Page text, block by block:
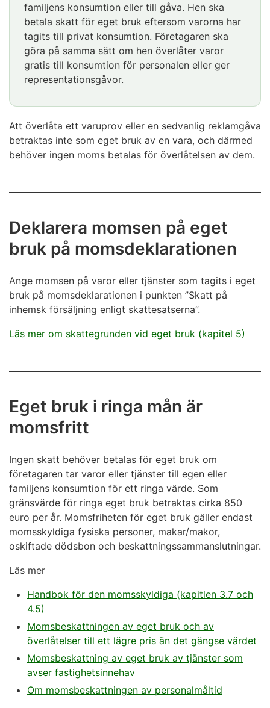
familjens konsumtion eller till gåva. Hen ska
betala skatt för eget bruk eftersom varorna har
tagits till privat konsumtion. Företagaren ska
göra på samma sätt om hen överlåter varor
gratis till konsumtion för personalen eller ger
representationsgåvor.
Att överlåta ett varuprov eller en sedvanlig reklamgåva
betraktas inte som eget bruk av en vara, och därmed
behöver ingen moms betalas för överlåtelsen av dem.
Deklarera momsen på eget
bruk på momsdeklarationen
Ange momsen på varor eller tjänster som tagits i eget
bruk på momsdeklarationen i punkten ”Skatt på
inhemsk försäljning enligt skattesatserna”.
Läs mer om skattegrunden vid eget bruk (kapitel 5)
Eget bruk i ringa mån är
momsfritt
Ingen skatt behöver betalas för eget bruk om
företagaren tar varor eller tjänster till egen eller
familjens konsumtion för ett ringa värde. Som
gränsvärde för ringa eget bruk betraktas cirka 850
euro per år. Momsfriheten för eget bruk gäller endast
momsskyldiga fysiska personer, makar/makor,
oskiftade dödsbon och beskattningssammanslutningar.
Läs mer
Handbok för den momsskyldiga (kapitlen 3.7 och
4.5)
Momsbeskattningen av eget bruk och av
överlåtelser till ett lägre pris än det gängse värdet
Momsbeskattning av eget bruk av tjänster som
avser fastighetsinnehav
Om momsbeskattningen av personalmåltid